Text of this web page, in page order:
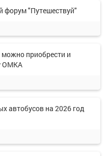
форум "Путешествуй"
приобрести и
ОМКА
автобусов на 2026 год